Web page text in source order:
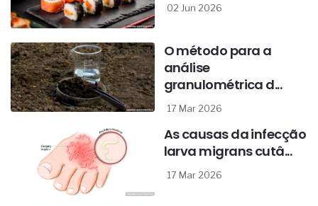
02 Jun 2026
O método para a
análise
granulométrica d...
17 Mar 2026
As causas da infecção
larva migrans cutâ...
17 Mar 2026